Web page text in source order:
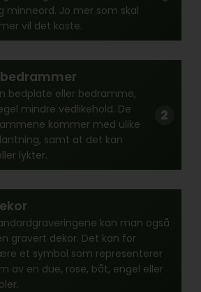
minneord. Jo mer som skal
vil det koste.
bedplate eller bedramme,
mindre vedlikehold. De
kommer med ulike
samt at det kan
lykter.
kan man også
gravert dekor. Det kan for
et symbol som representerer
av en due, rose, båt, engel eller